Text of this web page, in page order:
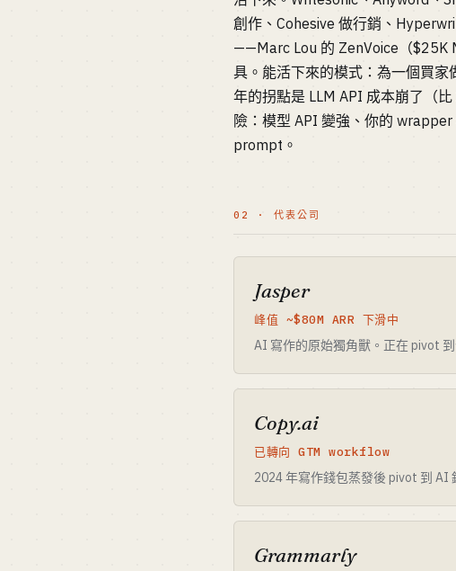
創作、Cohesive 做行銷、
——Marc Lou 的 ZenVoice（$25K
具。能活下來的模式：為一個買
年的拐點是 LLM API 成本崩了（
險：模型 API 變強、你的
prompt。
02 · 代表公司
Jasper
峰值 ~$80M ARR 下滑中
AI 寫作的原始獨角獸。正在 pivot
Copy.ai
已轉向 GTM workflow
2024 年寫作錢包蒸發後 pivot 到 AI
Grammarly